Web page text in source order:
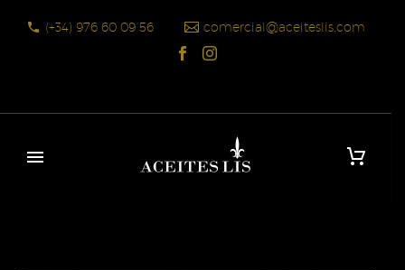
(+34) 976 60 09 56 comercial@aceiteslis.com